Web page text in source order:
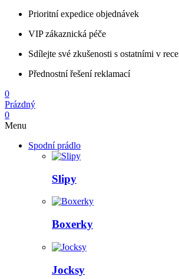
Prioritní expedice objednávek
VIP zákaznická péče
Sdílejte své zkušenosti s ostatními v
Přednostní řešení reklamací
0
Prázdný
0
Menu
Spodní prádlo
Slipy
Boxerky
Jocksy